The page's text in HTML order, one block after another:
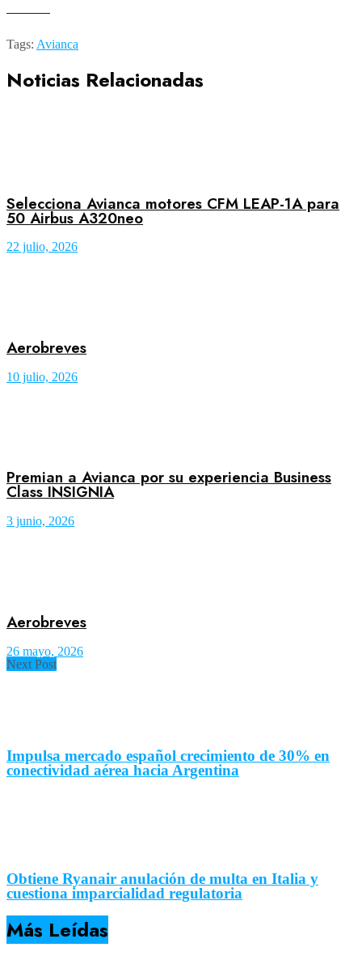
———
Tags: Avianca
Noticias Relacionadas
Selecciona Avianca motores CFM LEAP-1A para
50 Airbus A320neo
22 julio, 2026
Aerobreves
10 julio, 2026
Premian a Avianca por su experiencia Business
Class INSIGNIA
3 junio, 2026
Aerobreves
26 mayo, 2026
Next Post
Impulsa mercado español crecimiento de 30% en
conectividad aérea hacia Argentina
Obtiene Ryanair anulación de multa en Italia y
cuestiona imparcialidad regulatoria
Más Leídas